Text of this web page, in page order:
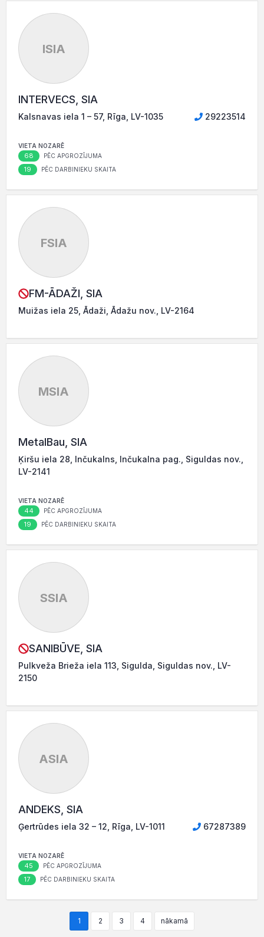
ISIA
INTERVECS, SIA
Kalsnavas iela 1 – 57, Rīga, LV-1035 29223514
VIETA NOZARĒ
68 PĒC APGROZĪJUMA
19 PĒC DARBINIEKU SKAITA
FSIA
FM-ĀDAŽI, SIA
Muižas iela 25, Ādaži, Ādažu nov., LV-2164
MSIA
MetalBau, SIA
Ķiršu iela 28, Inčukalns, Inčukalna pag., Siguldas nov.,
LV-2141
VIETA NOZARĒ
44 PĒC APGROZĪJUMA
19 PĒC DARBINIEKU SKAITA
SSIA
SANIBŪVE, SIA
Pulkveža Brieža iela 113, Sigulda, Siguldas nov., LV-
2150
ASIA
ANDEKS, SIA
Ģertrūdes iela 32 – 12, Rīga, LV-1011 67287389
VIETA NOZARĒ
45 PĒC APGROZĪJUMA
17 PĒC DARBINIEKU SKAITA
1 2 3 4 nākamā